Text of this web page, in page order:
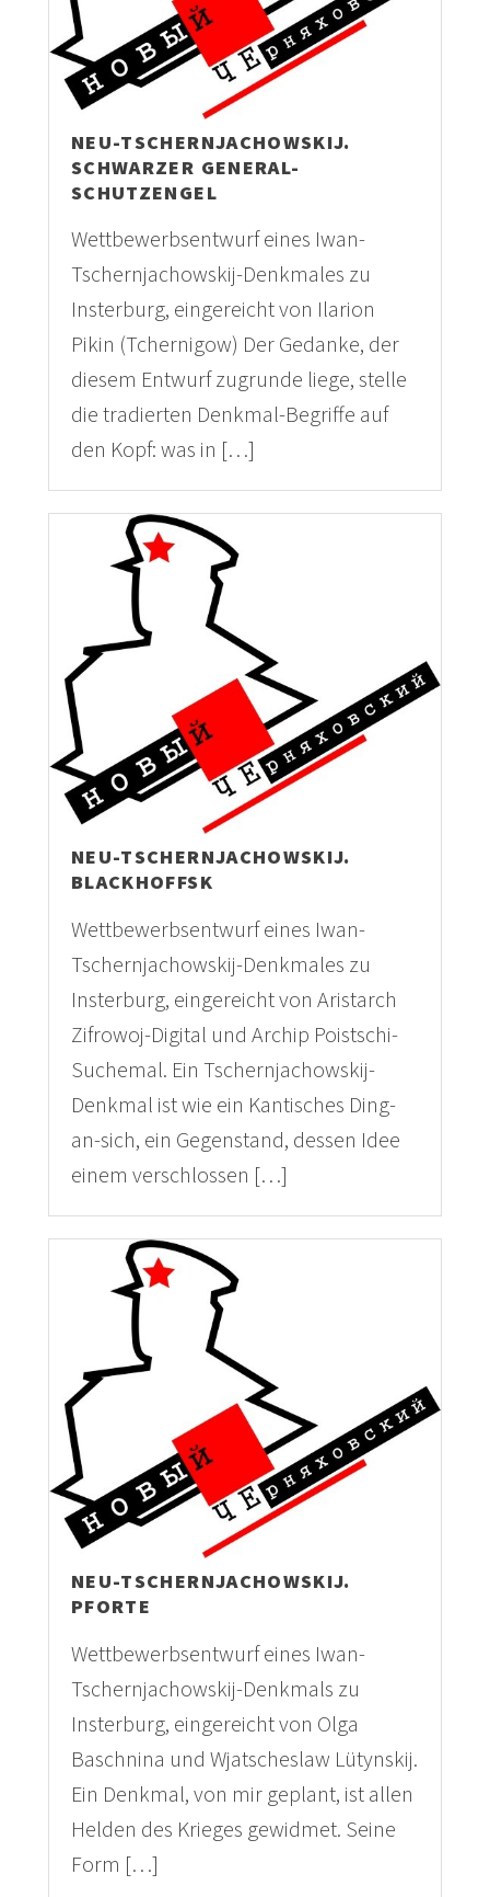
NEU-TSCHERNJACHOWSKIJ.
SCHWARZER GENERAL-
SCHUTZENGEL
Wettbewerbsentwurf eines Iwan-
Tschernjachowskij-Denkmales zu
Insterburg, eingereicht von Ilarion
Pikin (Tchernigow) Der Gedanke, der
diesem Entwurf zugrunde liege, stelle
die tradierten Denkmal-Begriffe auf
den Kopf: was in […]
NEU-TSCHERNJACHOWSKIJ.
BLACKHOFFSK
Wettbewerbsentwurf eines Iwan-
Tschernjachowskij-Denkmales zu
Insterburg, eingereicht von Aristarch
Zifrowoj-Digital und Archip Poistschi-
Suchemal. Ein Tschernjachowskij-
Denkmal ist wie ein Kantisches Ding-
an-sich, ein Gegenstand, dessen Idee
einem verschlossen […]
NEU-TSCHERNJACHOWSKIJ.
PFORTE
Wettbewerbsentwurf eines Iwan-
Tschernjachowskij-Denkmals zu
Insterburg, eingereicht von Olga
Baschnina und Wjatscheslaw Lütynskij.
Ein Denkmal, von mir geplant, ist allen
Helden des Krieges gewidmet. Seine
Form […]